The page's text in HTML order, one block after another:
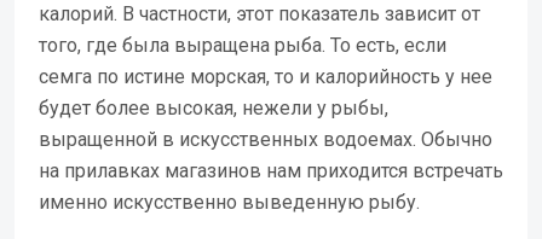
калорий. В частности, этот показатель зависит от
того, где была выращена рыба. То есть, если
семга по истине морская, то и калорийность у нее
будет более высокая, нежели у рыбы,
выращенной в искусственных водоемах. Обычно
на прилавках магазинов нам приходится встречать
именно искусственно выведенную рыбу.